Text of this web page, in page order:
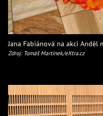
Jana Fabiánová na akci Anděl
Zdroj: Tomáš Martínek/eXtra.cz